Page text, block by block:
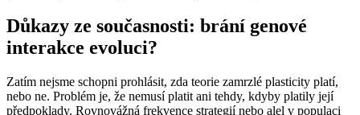
Důkazy ze současnosti: brání genové
interakce evoluci?
Zatím nejsme schopni prohlásit, zda teorie zamrzlé plasticity platí,
nebo ne. Problém je, že nemusí platit ani tehdy, kdyby platily její
předpoklady. Rovnovážná frekvence strategií nebo alel v populaci